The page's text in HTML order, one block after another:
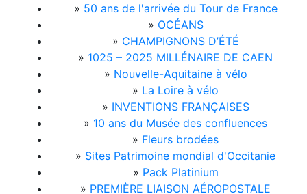
» 50 ans de l'arrivée du Tour de France
» OCÉANS
» CHAMPIGNONS D’ÉTÉ
» 1025 – 2025 MILLÉNAIRE DE CAEN
» Nouvelle-Aquitaine à vélo
» La Loire à vélo
» INVENTIONS FRANÇAISES
» 10 ans du Musée des confluences
» Fleurs brodées
» Sites Patrimoine mondial d'Occitanie
» Pack Platinium
» PREMIÈRE LIAISON AÉROPOSTALE